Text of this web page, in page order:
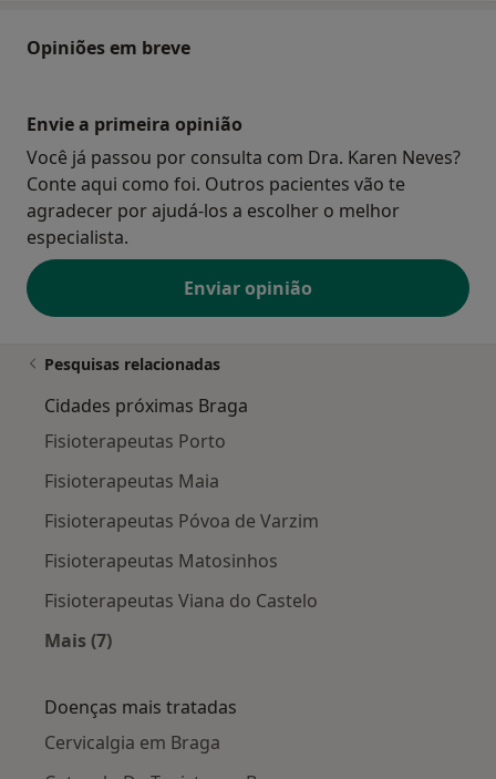
Opiniões em breve
Envie a primeira opinião
Você já passou por consulta com Dra. Karen Neves?
Conte aqui como foi. Outros pacientes vão te
agradecer por ajudá-los a escolher o melhor
especialista.
Enviar opinião
Pesquisas relacionadas
Cidades próximas Braga
Fisioterapeutas Porto
Fisioterapeutas Maia
Fisioterapeutas Póvoa de Varzim
Fisioterapeutas Matosinhos
Fisioterapeutas Viana do Castelo
Mais (7)
Doenças mais tratadas
Cervicalgia em Braga